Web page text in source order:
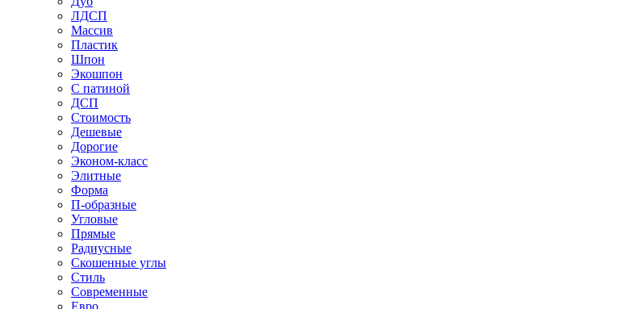
ЛДСП
Массив
Пластик
Шпон
Экошпон
С патиной
ДСП
Стоимость
Дешевые
Дорогие
Эконом-класс
Элитные
Форма
П-образные
Угловые
Прямые
Радиусные
Скошенные углы
Стиль
Современные
Евро